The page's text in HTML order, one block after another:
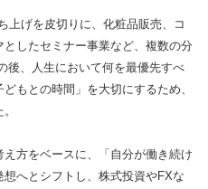
上げを皮切りに、化粧品販売、コ
したセミナー事業など、複数の分
後、人生において何を最優先すべ
もとの時間」を大切にするため、
方をベースに、「自分が働き続け
へとシフトし、株式投資やFXな